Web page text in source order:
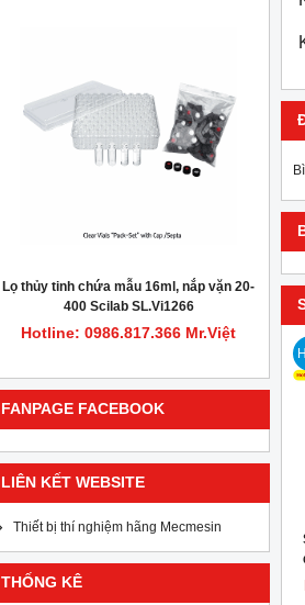
Lọ thủy tinh chứa mẫu 16ml, nắp vặn 20-
400 Scilab SL.Vi1266
Hotline: 0986.817.366 Mr.Việt
FANPAGE FACEBOOK
LIÊN KẾT WEBSITE
Thiết bị thí nghiệm hãng Mecmesin
THỐNG KÊ